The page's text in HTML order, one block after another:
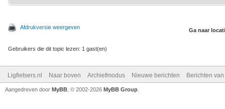
Afdrukversie weergeven Ga naar
Gebruikers die dit topic lezen: 1 gast(en)
Ligfietsers.nl Naar boven Archiefmodus Nieuwe berichten Berichten
Aangedreven door MyBB , © 2002-2026 MyBB Group